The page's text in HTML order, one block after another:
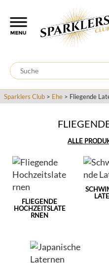
Sparklers Club > Ehe > Fliegende
ALLE
FLIEGENDE
HOCHZEITSLATE
RNEN